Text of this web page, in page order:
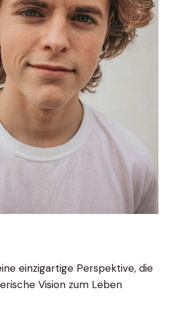
einzigartige Perspektive, die
Vision zum Leben